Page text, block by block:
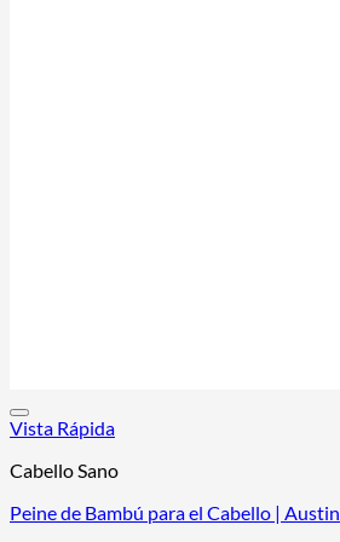
Vista Rápida
Cabello Sano
Peine de Bambú para el Cabello | Austin